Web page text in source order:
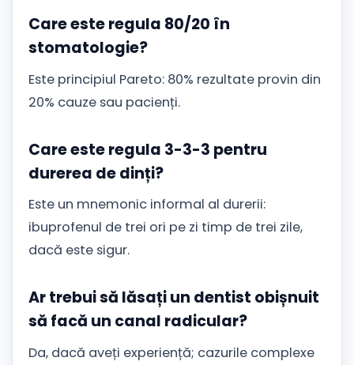
Care este regula 80/20 în
stomatologie?
Este principiul Pareto: 80% rezultate provin din
20% cauze sau pacienți.
Care este regula 3-3-3 pentru
durerea de dinți?
Este un mnemonic informal al durerii:
ibuprofenul de trei ori pe zi timp de trei zile,
dacă este sigur.
Ar trebui să lăsați un dentist obișnuit
să facă un canal radicular?
Da, dacă aveți experiență; cazurile complexe